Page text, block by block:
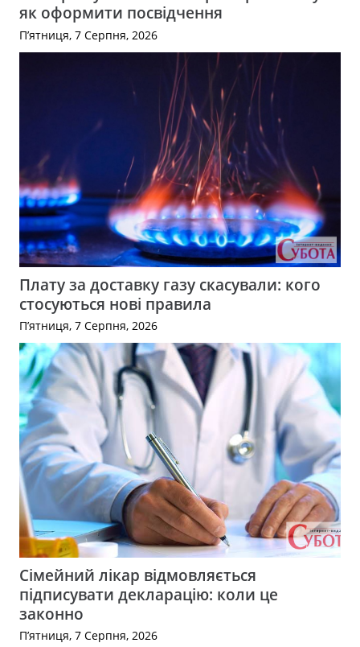
як оформити посвідчення
П’ятниця, 7 Серпня, 2026
Плату за доставку газу скасували: кого
стосуються нові правила
П’ятниця, 7 Серпня, 2026
Сімейний лікар відмовляється
підписувати декларацію: коли це
законно
П’ятниця, 7 Серпня, 2026